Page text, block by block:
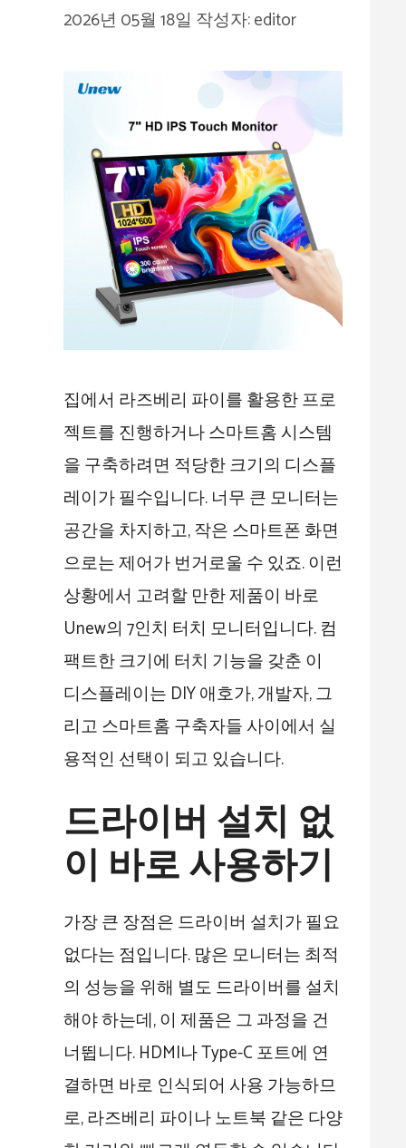
2026년 05월 18일 작성자:editor
집에서 라즈베리 파이를 활용한 프로
젝트를 진행하거나 스마트홈 시스템
을 구축하려면 적당한 크기의 디스플
레이가 필수입니다. 너무 큰 모니터는
공간을 차지하고, 작은 스마트폰 화면
으로는 제어가 번거로울 수 있죠. 이런
상황에서 고려할 만한 제품이 바로
Unew의 7인치 터치 모니터입니다. 컴
팩트한 크기에 터치 기능을 갖춘 이
디스플레이는 DIY 애호가, 개발자, 그
리고 스마트홈 구축자들 사이에서 실
용적인 선택이 되고 있습니다.
드라이버 설치 없
이 바로 사용하기
가장 큰 장점은 드라이버 설치가 필요
없다는 점입니다. 많은 모니터는 최적
의 성능을 위해 별도 드라이버를 설치
해야 하는데, 이 제품은 그 과정을 건
너뜁니다. HDMI나 Type-C 포트에 연
결하면 바로 인식되어 사용 가능하므
로, 라즈베리 파이나 노트북 같은 다양